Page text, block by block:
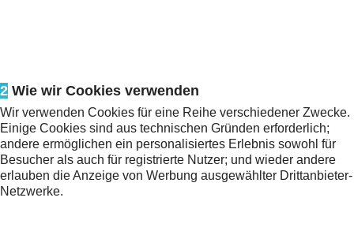
2 Wie wir Cookies verwenden
Wir verwenden Cookies für eine Reihe verschiedener Zwecke.
Einige Cookies sind aus technischen Gründen erforderlich;
andere ermöglichen ein personalisiertes Erlebnis sowohl für
Besucher als auch für registrierte Nutzer; und wieder andere
erlauben die Anzeige von Werbung ausgewählter Drittanbieter-
Netzwerke.